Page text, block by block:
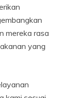
mereka rasa
yang